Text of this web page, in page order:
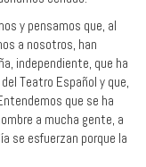
y pensamos que, al
a nosotros, han
independiente, que ha
Teatro Español y que,
que se ha
a mucha gente, a
se esfuerzan porque la